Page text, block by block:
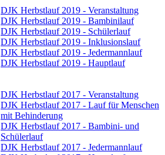
DJK Herbstlauf 2019 - Veranstaltung
DJK Herbstlauf 2019 - Bambinilauf
DJK Herbstlauf 2019 - Schülerlauf
DJK Herbstlauf 2019 - Inklusionslauf
DJK Herbstlauf 2019 - Jedermannlauf
DJK Herbstlauf 2019 - Hauptlauf
DJK Herbstlauf 2017 - Veranstaltung
DJK Herbstlauf 2017 - Lauf für Menschen
mit Behinderung
DJK Herbstlauf 2017 - Bambini- und
Schülerlauf
DJK Herbstlauf 2017 - Jedermannlauf